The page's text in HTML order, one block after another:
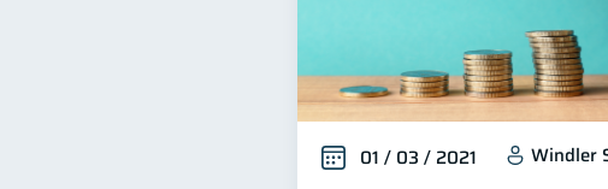
01 / 03 / 2021 Windler